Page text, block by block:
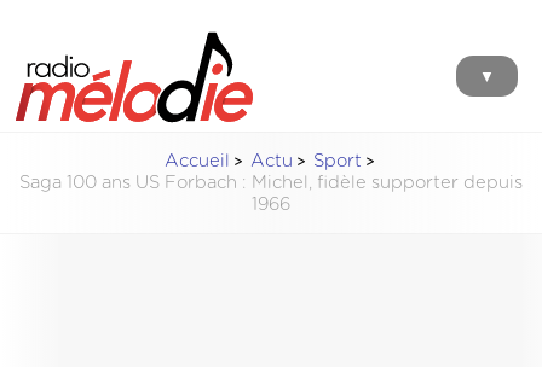
▼
Accueil Actu
Sport
Saga 100 ans US Forbach : Michel, fidèle supporter depuis
1966